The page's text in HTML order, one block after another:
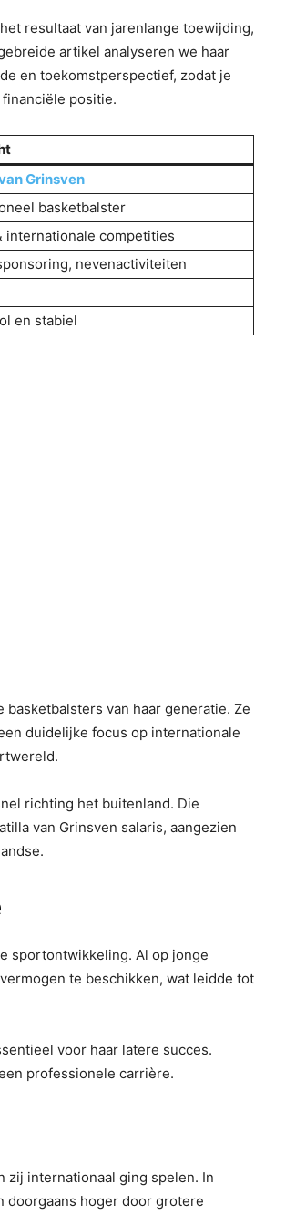
resultaat van jarenlange toewijding,
artikel analyseren we haar
en toekomstperspectief, zodat je
positie.
Grinsven
basketbalster
internationale competities
nevenactiviteiten
en stabiel
van haar generatie. Ze
duidelijke focus op internationale
richting het buitenland. Die
van Grinsven salaris, aangezien
sportontwikkeling. Al op jonge
te beschikken, wat leidde tot
voor haar latere succes.
professionele carrière.
zij internationaal ging spelen. In
doorgaans hoger door grotere